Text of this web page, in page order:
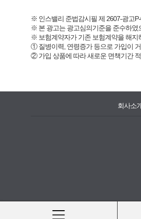
※ 인스밸리 준법감시필 제 2607-광고
※ 본 광고는 광고심의기준을 준수하였
※ 보험계약자가 기존 보험계약을 해지
① 질병이력, 연령증가 등으로 가입이
② 가입 상품에 따라 새로운 면책기간
회사소